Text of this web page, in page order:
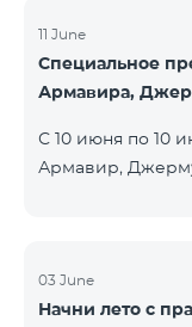
Russian Информационный 230 AMEDIA Фильмы 231
AMEDIA 2 Фильмы 232 AMEDIA HIT Фильмы 233
11 June
Специальное
Армавира,
С 10 июня по 10
Армавир,
при условии
03 June
Начни лето с